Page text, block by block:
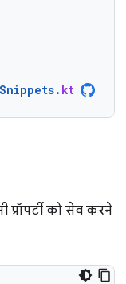
. kt
को सेव करने